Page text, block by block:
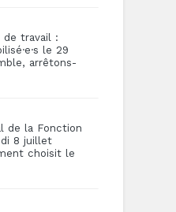
de travail :
le 29
arrêtons-
de la Fonction
8 juillet
choisit le